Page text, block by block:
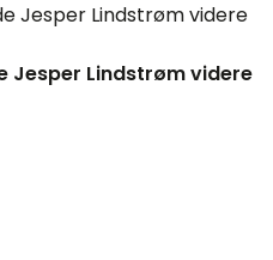
Jesper Lindstrøm videre